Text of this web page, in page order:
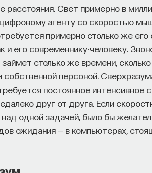
расстояния. Свет примерно в
агенту со скоростью
примерно столько же его
и его современнику-человеку.
столько же времени,
собственной персоной.
постоянное интенсивное
друг от друга. Если
одной задачей, было бы
ожидания — в компьютерах,